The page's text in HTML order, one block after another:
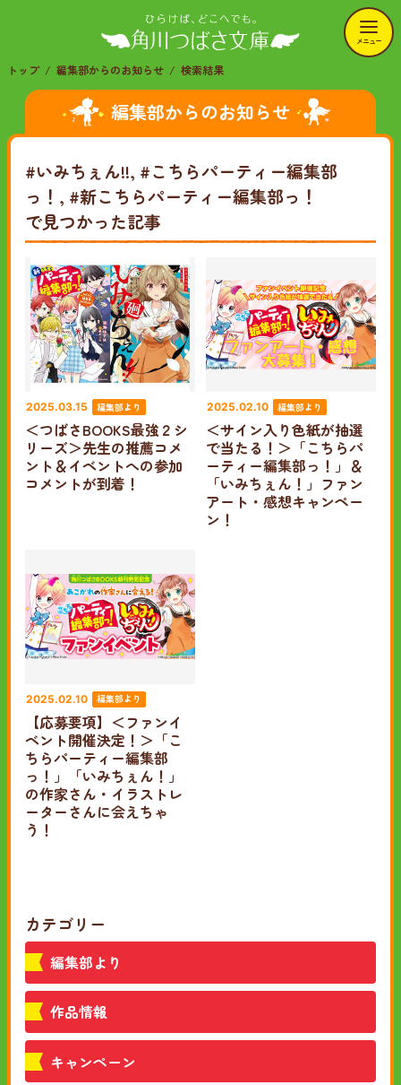
メニュー
トップ 編集部からのお知らせ 検索結果
編集部からのお知らせ
#いみちぇん!!, #こちらパーティー編集部
っ！, #新こちらパーティー編集部っ！
で見つかった記事
2025.03.15 編集部より
＜つばさBOOKS最強２シ
リーズ＞先生の推薦コメ
ント＆イベントへの参加
コメントが到着！
2025.02.10 編集部より
＜サイン入り色紙が抽選
で当たる！＞「こちらパ
ーティー編集部っ！」＆
「いみちぇん！」ファン
アート・感想キャンペー
ン！
2025.02.10 編集部より
【応募要項】＜ファンイ
ベント開催決定！＞「こ
ちらパーティー編集部
っ！」「いみちぇん！」
の作家さん・イラストレ
ーターさんに会えちゃ
う！
カテゴリー
編集部より
作品情報
キャンペーン